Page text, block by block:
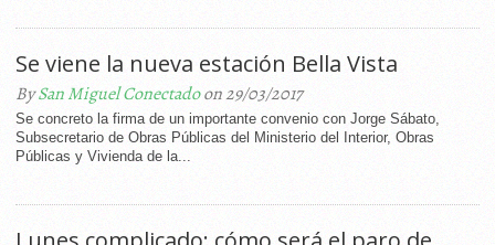
Se viene la nueva estación Bella Vista
BySan Miguel Conectadoon 29/03/2017
Se concreto la firma de un importante convenio con Jorge Sábato,
Subsecretario de Obras Públicas del Ministerio del Interior, Obras
Públicas y Vivienda de la...